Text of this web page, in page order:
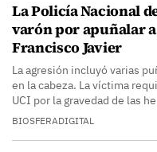
La Policía Nacional
varón por apuñalar
Francisco Javier
La agresión incluyó varias
en la cabeza. La víctima
UCI por la gravedad de las
BIOSFERADIGITAL